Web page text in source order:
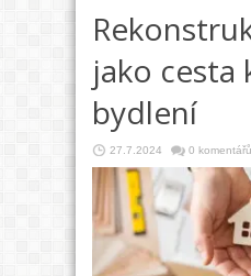
jako cesta
bydlení
27.7.2024 0 komentářů